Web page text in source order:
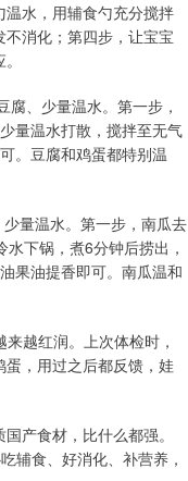
水，用辅食勺充分搅拌
消化；第四步，让宝宝
、少量温水。第一步，
量温水打散，搅拌至无气
。豆腐和鸡蛋都特别温
量温水。第一步，南瓜去
下锅，煮6分钟后捞出，
果油提香即可。南瓜温和
越红润。上次体检时，
，用过之后都反馈，娃
产食材，比什么都强。
辅食、好消化、补营养，